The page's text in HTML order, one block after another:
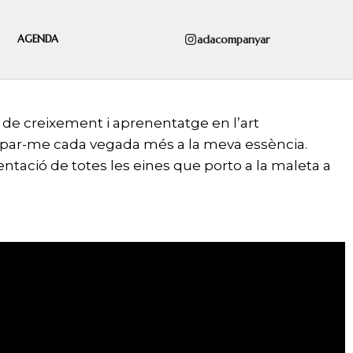
AGENDA adacompanyar
creixement i aprenentatge en l’art
me cada vegada més a la meva essència.
de totes les eines que porto a la maleta a